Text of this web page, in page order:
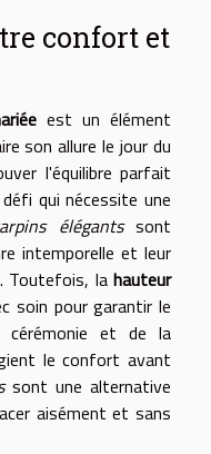
confort et
est un élément
son allure le jour du
l'équilibre parfait
qui nécessite une
élégantssont
intemporelle et leur
Toutefois, la hauteur
soin pour garantir le
et de la
le confort avant
sont une alternative
aisément et sans